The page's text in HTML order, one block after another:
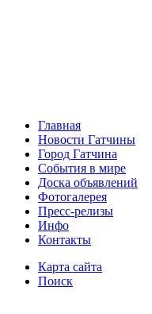
Главная
Новости Гатчины
Город Гатчина
События в мире
Доска объявлений
Фотогалерея
Пресс-релизы
Инфо
Контакты
Карта сайта
Поиск